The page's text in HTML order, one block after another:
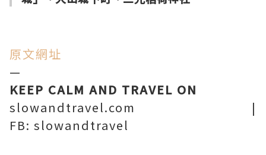
原文網址
—
KEEP CALM AND TRAVEL ON
slowandtravel.com
|
FB: slowandtravel